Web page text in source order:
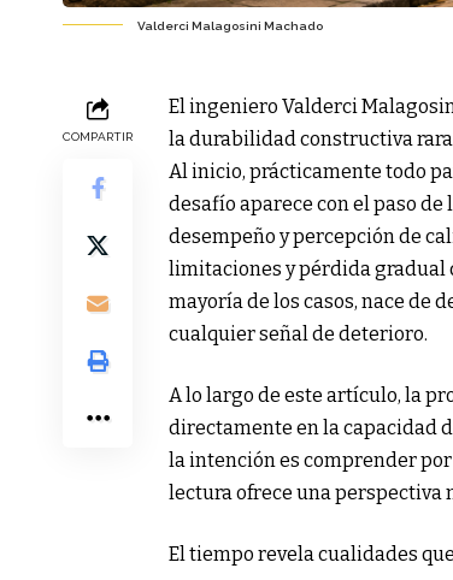
Valderci Malagosini Machado
COMPARTIR
El ingeniero Valderci
la durabilidad constructiva
Al inicio, prácticamente todo
desafío aparece con el paso
desempeño y percepción de
limitaciones y pérdida gradual
mayoría de los casos, nace de
cualquier señal de deterioro.
A lo largo de este artículo, la
directamente en la capacidad
la intención es comprender
lectura ofrece una perspectiva
El tiempo revela cualidades